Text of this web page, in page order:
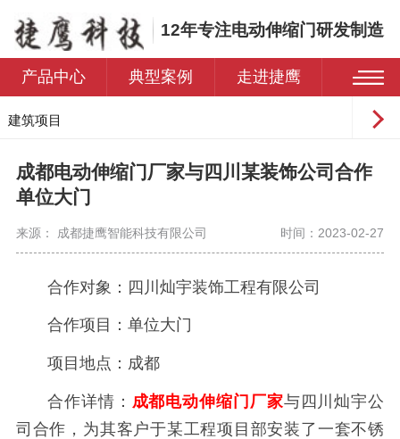
12年专注电动伸缩门研发制造
产品中心 典型案例 走进捷鹰
建筑项目
学校
成都电动伸缩门厂家与四川某装饰公司合作
单位大门
来源： 成都捷鹰智能科技有限公司 时间：2023-02-27
合作对象：四川灿宇装饰工程有限公司
合作项目：单位大门
项目地点：成都
合作详情： 成都电动伸缩门厂家与四川灿宇公
司合作，为其客户于某工程项目部安装了一套不锈